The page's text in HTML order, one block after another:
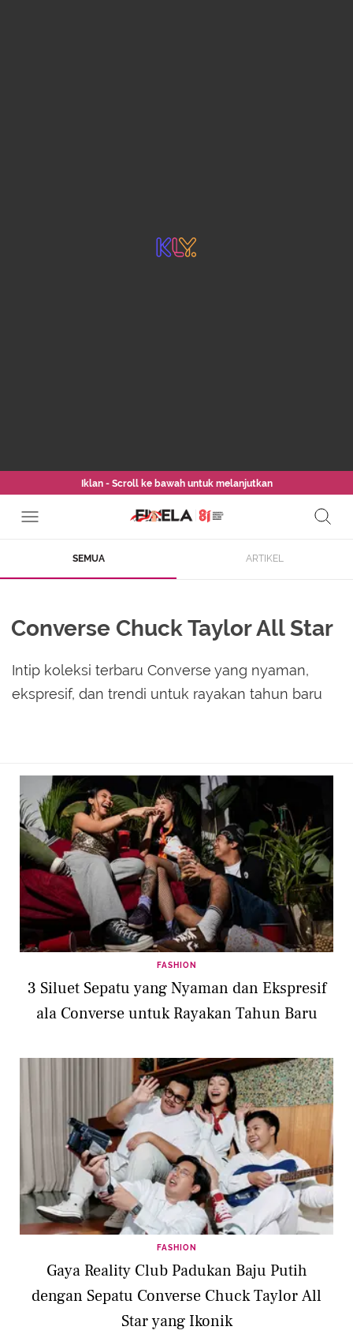
Iklan - Scroll ke bawah untuk melanjutkan
SEMUA ARTIKEL
Converse Chuck Taylor All Star
Intip koleksi terbaru Converse yang nyaman,
ekspresif, dan trendi untuk rayakan tahun baru
FASHION
3 Siluet Sepatu yang Nyaman dan Ekspresif
ala Converse untuk Rayakan Tahun Baru
FASHION
Gaya Reality Club Padukan Baju Putih
dengan Sepatu Converse Chuck Taylor All
Star yang Ikonik